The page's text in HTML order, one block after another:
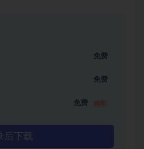
免费
免费
免费
后下载